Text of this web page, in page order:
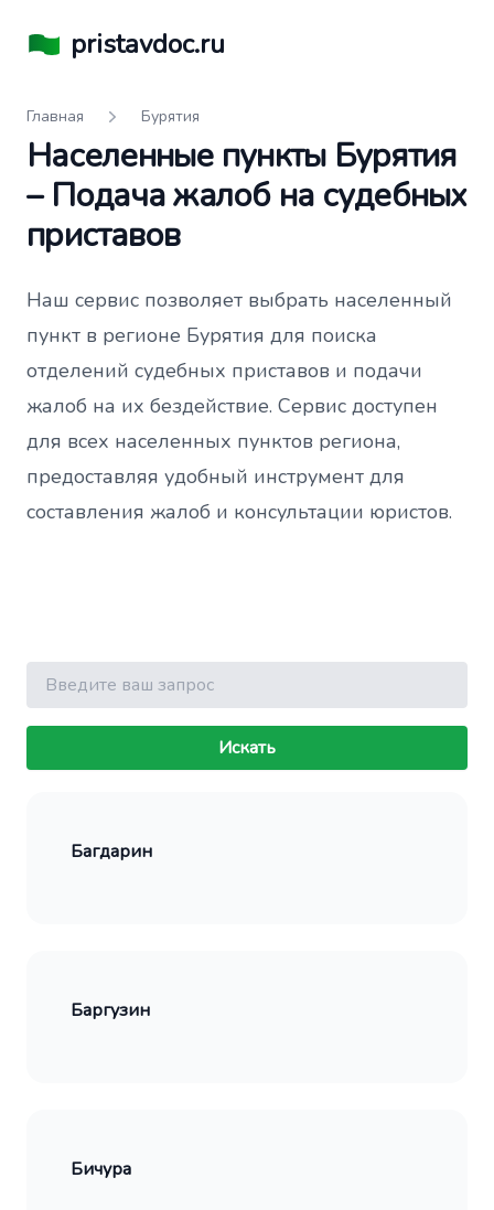
pristavdoc.ru
Главная Бурятия
Населенные пункты Бурятия
– Подача жалоб на судебных
приставов
Наш сервис позволяет выбрать населенный
пункт в регионе Бурятия для поиска
отделений судебных приставов и подачи
жалоб на их бездействие. Сервис доступен
для всех населенных пунктов региона,
предоставляя удобный инструмент для
составления жалоб и консультации юристов.
Поиск
Искать
Багдарин
Баргузин
Бичура